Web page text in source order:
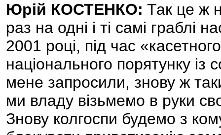
Юрій КОСТЕНКО: Так це ж
раз на одні і ті самі
2001 році, під час
національного порятунку із
мене запросили, знову ж
ми владу візьмемо в руки
Знову колгоспи будемо з